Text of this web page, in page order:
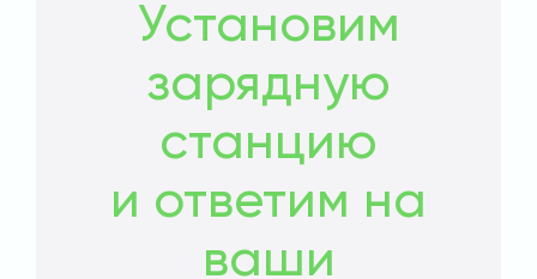
Установим
зарядную
станцию
и ответим на
ваши